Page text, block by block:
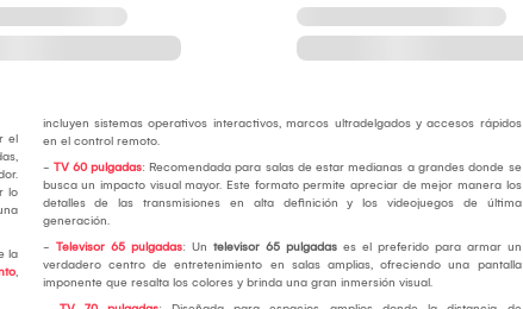
el
lo
la
,
incluyen sistemas operativos interactivos, marcos ultradelgados y accesos rápidos
en el control remoto.
- TV 60 pulgadas: Recomendada para salas de estar medianas a grandes donde se
busca un impacto visual mayor. Este formato permite apreciar de mejor manera los
detalles de las transmisiones en alta definición y los videojuegos de última
generación.
- Televisor 65 pulgadas: Un televisor 65 pulgadases el preferido para armar un
verdadero centro de entretenimiento en salas amplias, ofreciendo una pantalla
imponente que resalta los colores y brinda una gran inmersión visual.